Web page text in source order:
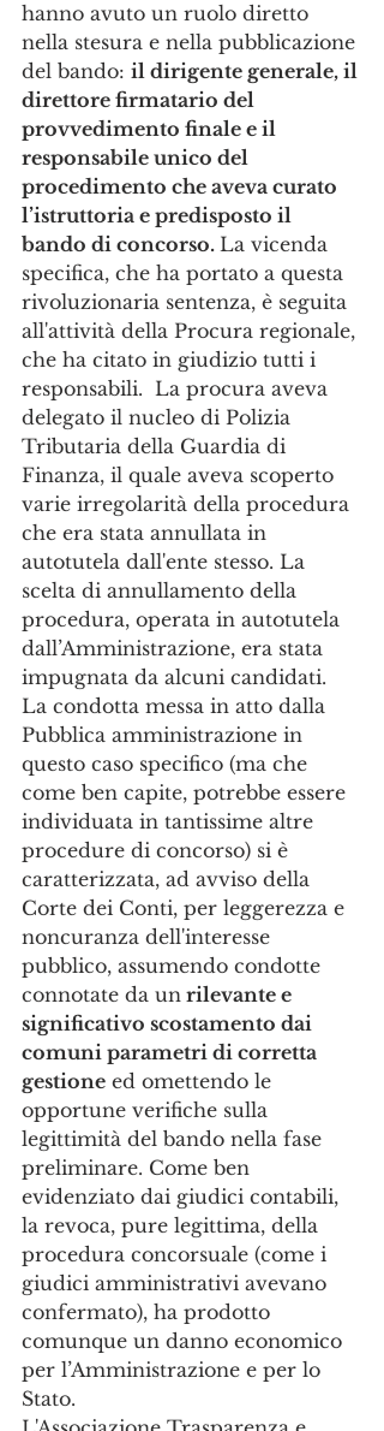
hanno avuto un ruolo diretto
nella stesura e nella pubblicazione
del bando: il dirigente generale, il
direttore firmatario del
provvedimento finale e il
responsabile unico del
procedimento che aveva curato
l’istruttoria e predisposto il
bando di concorso. La vicenda
specifica, che ha portato a questa
rivoluzionaria sentenza, è seguita
all'attività della Procura regionale,
che ha citato in giudizio tutti i
responsabili.  La procura aveva
delegato il nucleo di Polizia
Tributaria della Guardia di
Finanza, il quale aveva scoperto
varie irregolarità della procedura
che era stata annullata in
autotutela dall'ente stesso. La
scelta di annullamento della
procedura, operata in autotutela
dall’Amministrazione, era stata
impugnata da alcuni candidati.
La condotta messa in atto dalla
Pubblica amministrazione in
questo caso specifico (ma che
come ben capite, potrebbe essere
individuata in tantissime altre
procedure di concorso) si è
caratterizzata, ad avviso della
Corte dei Conti, per leggerezza e
noncuranza dell'interesse
pubblico, assumendo condotte
connotate da un rilevante e
significativo scostamento dai
comuni parametri di corretta
gestione ed omettendo le
opportune verifiche sulla
legittimità del bando nella fase
preliminare. Come ben
evidenziato dai giudici contabili,
la revoca, pure legittima, della
procedura concorsuale (come i
giudici amministrativi avevano
confermato), ha prodotto
comunque un danno economico
per l’Amministrazione e per lo
Stato.